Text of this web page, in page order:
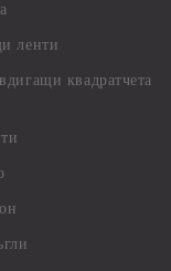
ленти
квадратчета